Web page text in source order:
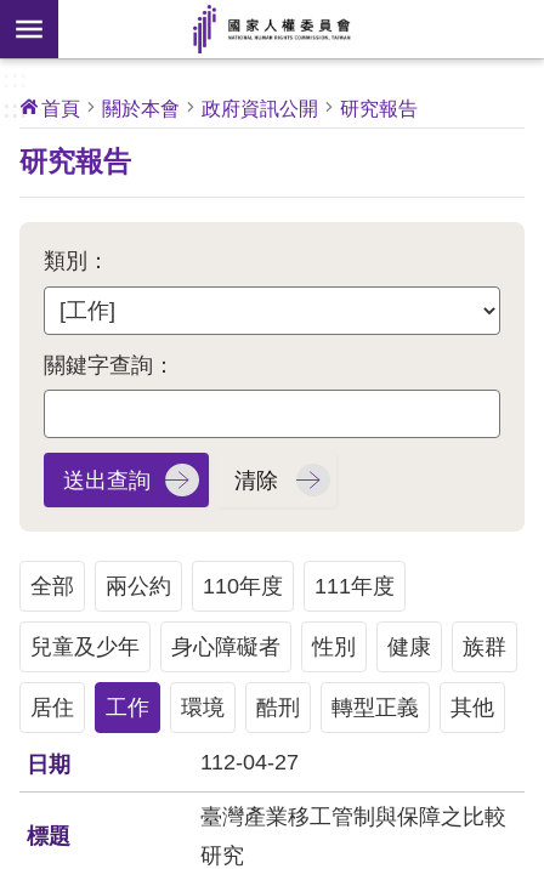
前往主要內容區塊
搜
尋
開
新
核
心
人
權
關
於
本
會
最
人
權
業
務
核
人
:::
首頁 關於本會 政府資訊公開 研究報告
研究報告
類別：
關鍵字查詢：
全部 兩公約 110年度 111年度
兒童及少年 身心障礙者 性別 健康 族群
居住 工作 環境 酷刑 轉型正義 其他
112-04-27
臺灣產業移工管制與保障之比較
研究